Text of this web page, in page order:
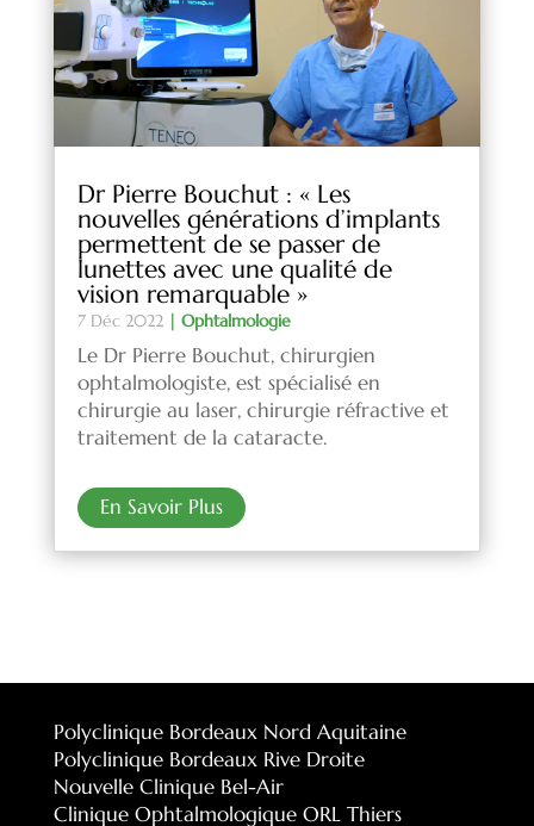
Dr Pierre Bouchut : « Les
nouvelles générations d’implants
permettent de se passer de
lunettes avec une qualité de
vision remarquable »
7 Déc 2022| Ophtalmologie
Le Dr Pierre Bouchut, chirurgien
ophtalmologiste, est spécialisé en
chirurgie au laser, chirurgie réfractive et
traitement de la cataracte.
En Savoir Plus
Polyclinique Bordeaux Nord Aquitaine
Polyclinique Bordeaux Rive Droite
Nouvelle Clinique Bel-Air
Clinique Ophtalmologique ORL Thiers